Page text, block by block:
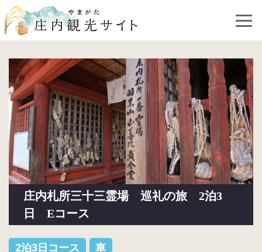
庄内札所三十三霊場 巡礼の旅 2泊3
日 Eコース
2泊3日コース
車